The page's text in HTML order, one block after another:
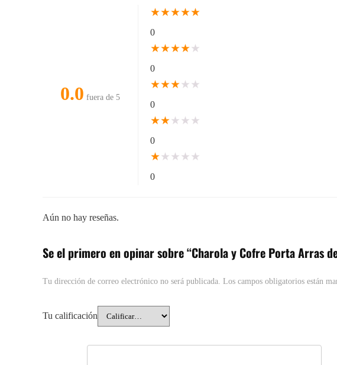
0.0 fuera de 5
★★★★★
0
★★★★★
0
★★★★ ★
0
★★★ ★ ★
0
★★ ★ ★ ★
0
Aún no hay reseñas.
Se el primero en opinar sobre “Charola y Cofre Porta Arras
Tu dirección de correo electrónico no será publicada. Los campos obligatorios están
Tu calificación